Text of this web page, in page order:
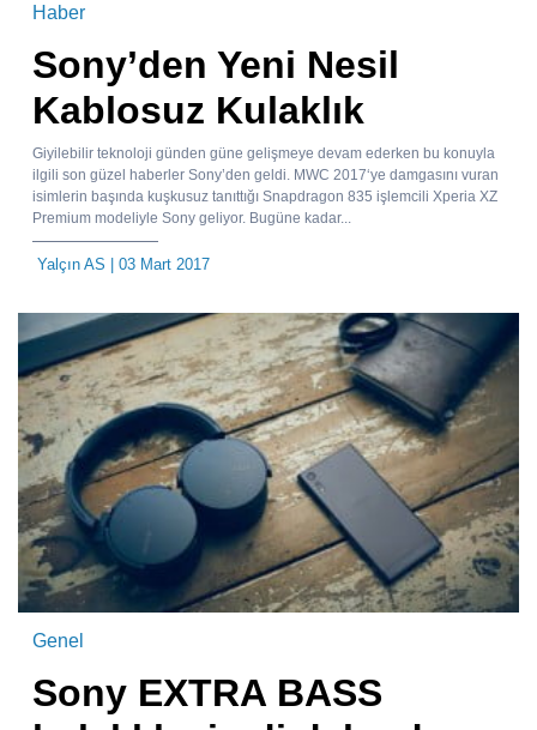
Haber
Sony’den Yeni Nesil
Kablosuz Kulaklık
Giyilebilir teknoloji günden güne gelişmeye devam ederken bu konuyla
ilgili son güzel haberler Sony’den geldi. MWC 2017‘ye damgasını vuran
isimlerin başında kuşkusuz tanıttığı Snapdragon 835 işlemcili Xperia XZ
Premium modeliyle Sony geliyor. Bugüne kadar...
Yalçın AS | 03 Mart 2017
Genel
Sony EXTRA BASS